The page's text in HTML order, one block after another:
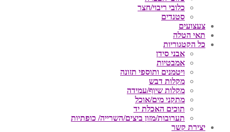
כלובי ריבוי/חצר
סטנדים
צעצועים
תאי הטלה
כל הקטגוריות
אבני סידן
אמבטיות
ויטמנים ותוספי תזונה
מקלות דבש
מקלות שיוף/עמידה
מתקני מים/אוכל
תוכים האכלת יד
תערובות/מזון ביצים/השרייה/ כופתיות
יצירת קשר